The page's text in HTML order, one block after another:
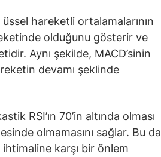
hareketli ortalamalarının
olduğunu gösterir ve
Aynı şekilde, MACD’sinin
devamı şeklinde
RSI’ın 70’in altında olması
olmamasını sağlar. Bu da
ihtimaline karşı bir önlem